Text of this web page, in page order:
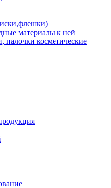
материалы к ней
палочки косметические